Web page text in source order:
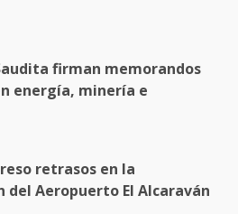
firman memorandos
energía, minería e
retrasos en la
Aeropuerto El Alcaraván